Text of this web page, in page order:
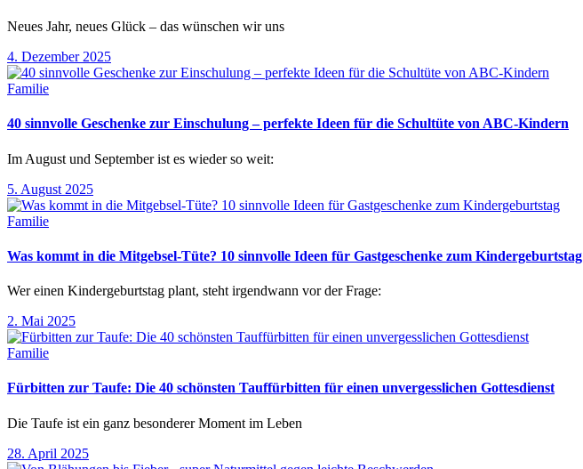
Neues Jahr, neues Glück – das wünschen wir uns
4. Dezember 2025
Familie
40 sinnvolle Geschenke zur Einschulung – perfekte Ideen für die Schultüte von ABC-Kindern
Im August und September ist es wieder so weit:
5. August 2025
Familie
Was kommt in die Mitgebsel-Tüte? 10 sinnvolle Ideen für Gastgeschenke zum Kindergeburtstag
Wer einen Kindergeburtstag plant, steht irgendwann vor der Frage:
2. Mai 2025
Familie
Fürbitten zur Taufe: Die 40 schönsten Tauffürbitten für einen unvergesslichen Gottesdienst
Die Taufe ist ein ganz besonderer Moment im Leben
28. April 2025